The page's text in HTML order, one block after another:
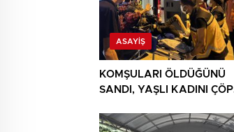
ASAYIŞ
KOMŞULARI ÖLDÜĞÜNÜ
SANDI, YAŞLI KADINI ÇÖP
BULUNDU